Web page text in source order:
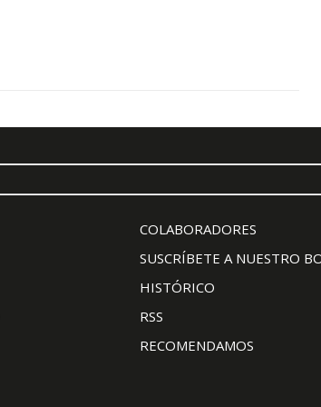
COLABORADORES
SUSCRÍBETE A NUESTRO
HISTÓRICO
RSS
RECOMENDAMOS